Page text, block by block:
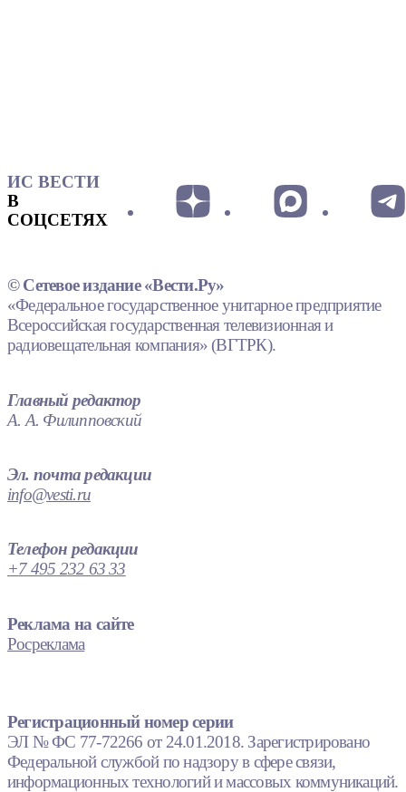
ИС ВЕСТИ
В
СОЦСЕТЯХ
© Сетевое издание «Вести.Ру»
«Федеральное государственное унитарное предприятие
Всероссийская государственная телевизионная и
радиовещательная компания» (ВГТРК).
Главный редактор
А. А. Филипповский
Эл. почта редакции
info@vesti.ru
Телефон редакции
+7 495 232 63 33
Реклама на сайте
Росреклама
Регистрационный номер серии
ЭЛ № ФС 77-72266 от 24.01.2018. Зарегистрировано
Федеральной службой по надзору в сфере связи,
информационных технологий и массовых коммуникаций.